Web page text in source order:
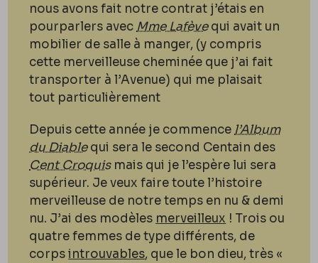
nous avons fait notre contrat j’étais en
pourparlers avec Mme Lafèvequi avait un
mobilier de salle à manger, (y compris
cette merveilleuse cheminée que j’ai fait
transporter à l’Avenue) qui me plaisait
tout particulièrement
Depuis cette année je commence l’Album
du Diablequi sera le second Centain des
Cent Croquismais qui je l’espère lui sera
supérieur. Je veux faire toute l’histoire
merveilleuse de notre temps en nu & demi
nu. J’ai des modèles merveilleux ! Trois ou
quatre femmes de type différents, de
corpsintrouvables, que le bon dieu, très «